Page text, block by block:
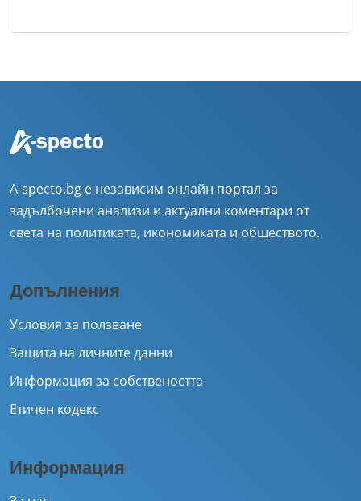
A-specto.bg е независим онлайн портал за
задълбочени анализи и актуални коментари от
света на политиката, икономиката и обществото.
Допълнения
Условия за ползване
Защита на личните данни
Информация за собствеността
Етичен кодекс
Информация